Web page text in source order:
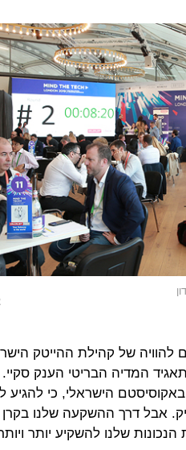
להוויה של קהילת ההייטק
המדיה הבריטי הענק
הישראלי, כי להגיע
אבל דרך ההשקעה שלנו
שלנו להשקיע יותר